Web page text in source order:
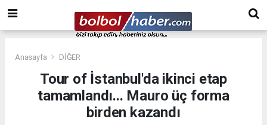
Anasayfa DİĞER
Tour of İstanbul'da ikinci etap
tamamlandı... Mauro üç forma
birden kazandı